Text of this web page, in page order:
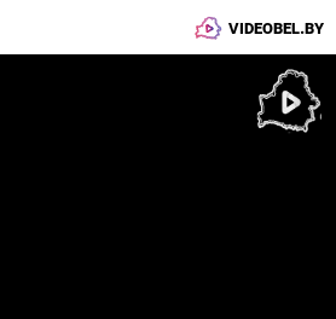
VIDEOBEL.BY